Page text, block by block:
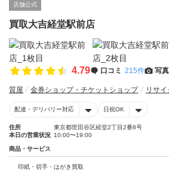
店舗公式
買取大吉経堂駅前店
4.79 口コミ 215件 写真
質屋 金券ショップ・チケットショップ リサ
配達・デリバリー対応 日祝OK
住所
東京都世田谷区経堂2丁目2番8号
本日の営業状況 10:00〜19:00
商品・サービス
印紙・切手・はがき買取